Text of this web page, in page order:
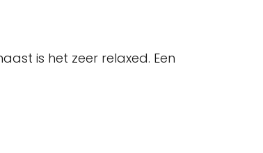
is het zeer relaxed. Een